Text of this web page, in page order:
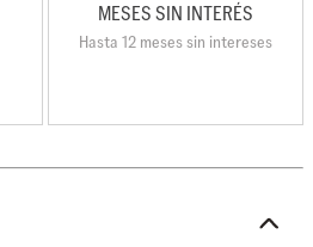
MESES SIN INTERÉS
Hasta 12 meses sin intereses